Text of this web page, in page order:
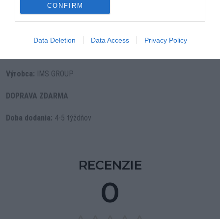
CONFIRM
Data Deletion Data Access Privacy Policy
sedadlo:vlnitá pružina typu B, veľmi elastická pena
Výrobca: IMS GROUP
DOPRAVA ZDARMA
Doba dodania: 4-5 týždňov
RECENZIE
0